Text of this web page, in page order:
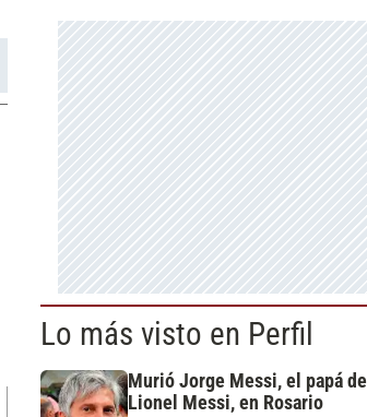
Lo más visto en Perfil
Murió Jorge Messi, el papá de
Lionel Messi, en Rosario